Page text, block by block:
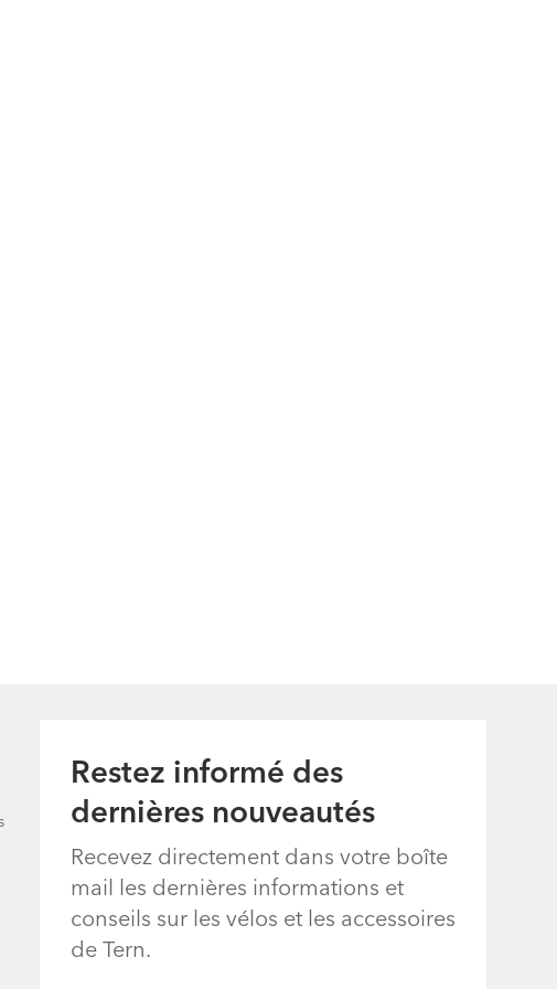
Restez informé des
dernières nouveautés
Recevez directement dans votre boîte
mail les dernières informations et
conseils sur les vélos et les accessoires
de Tern.